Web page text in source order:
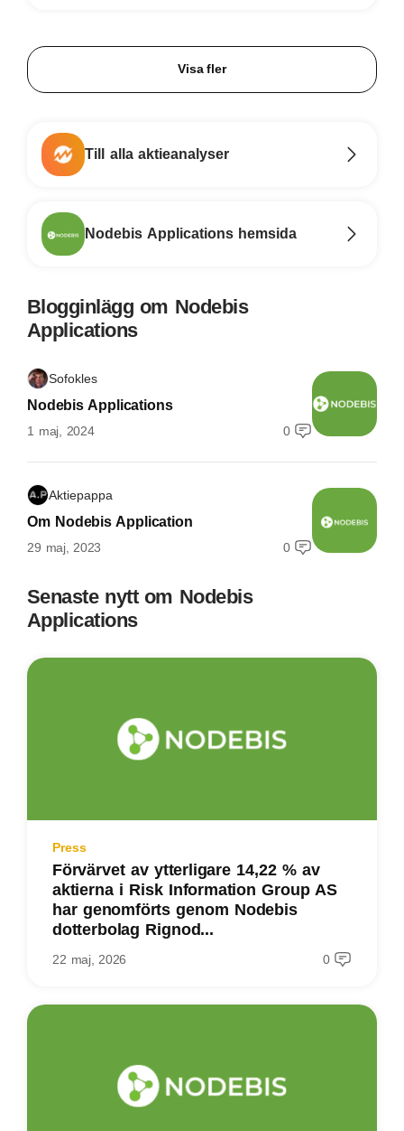
Visa fler
Till alla aktieanalyser
Nodebis Applications hemsida
Blogginlägg om Nodebis
Applications
Sofokles
Nodebis Applications
1 maj, 2024 0
Aktiepappa
Om Nodebis Application
29 maj, 2023 0
Senaste nytt om Nodebis
Applications
Press
Förvärvet av ytterligare 14,22 % av
aktierna i Risk Information Group AS
har genomförts genom Nodebis
dotterbolag Rignod...
22 maj, 2026 0